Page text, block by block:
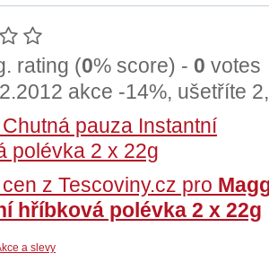
rating (0% score) - 0 votes
akce -14%, ušetříte
z Tescoviny.cz pro
hříbková polévka 2 x 22g
a slevy